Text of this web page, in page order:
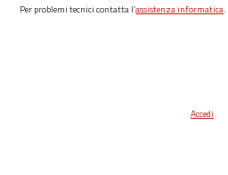
Per problemi tecnici contatta l’assistenza informatica.
Accedi